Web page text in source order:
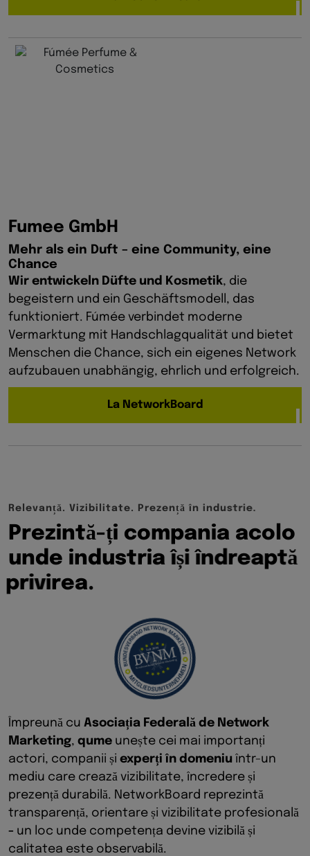
Fumee GmbH
Mehr als ein Duft – eine Community, eine
Chance
Wir entwickeln Düfte und Kosmetik, die
begeistern und ein Geschäftsmodell, das
funktioniert. Fúmée verbindet moderne
Vermarktung mit Handschlagqualität und bietet
Menschen die Chance, sich ein eigenes Network
aufzubauen unabhängig, ehrlich und erfolgreich.
La NetworkBoard
Re eva nță. Vizi bi itate. P rezență în i nd ustrie.
Prezintă-ți compania aco o
und e ind ustria își îndreaptă
privirea.
Împreună cu Asociația Federală de Network
Marketing, qume unește cei mai importanți
actori, companii și experți în domeniu într-un
mediu care crează vizibilitate, încredere și
prezență durabilă. NetworkBoard reprezintă
transparență, orientare și vizibilitate profesională
- un loc unde competența devine vizibilă și
calitatea este observabilă.